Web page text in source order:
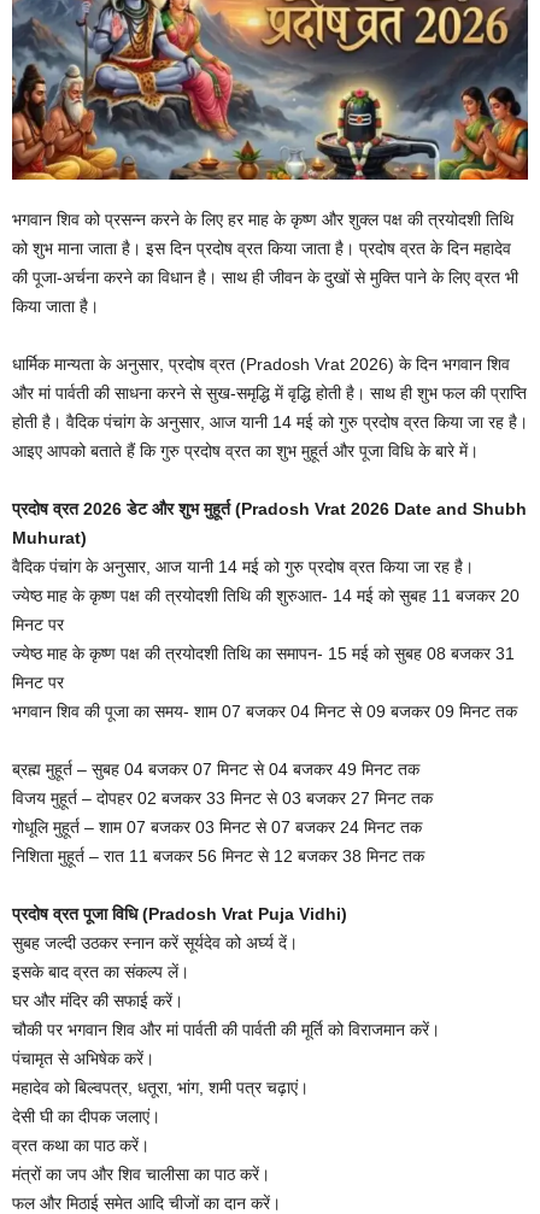
भगवान शिव को प्रसन्न करने के लिए हर माह के कृष्ण और शुक्ल पक्ष की त्रयोदशी तिथि
को शुभ माना जाता है। इस दिन प्रदोष व्रत किया जाता है। प्रदोष व्रत के दिन महादेव
की पूजा-अर्चना करने का विधान है। साथ ही जीवन के दुखों से मुक्ति पाने के लिए व्रत भी
किया जाता है।
धार्मिक मान्यता के अनुसार, प्रदोष व्रत (Pradosh Vrat 2026) के दिन भगवान शिव
और मां पार्वती की साधना करने से सुख-समृद्धि में वृद्धि होती है। साथ ही शुभ फल की प्राप्ति
होती है। वैदिक पंचांग के अनुसार, आज यानी 14 मई को गुरु प्रदोष व्रत किया जा रह है।
आइए आपको बताते हैं कि गुरु प्रदोष व्रत का शुभ मुहूर्त और पूजा विधि के बारे में।
प्रदोष व्रत 2026 डेट और शुभ मुहूर्त (Pradosh Vrat 2026 Date and Shubh
Muhurat)
वैदिक पंचांग के अनुसार, आज यानी 14 मई को गुरु प्रदोष व्रत किया जा रह है।
ज्येष्ठ माह के कृष्ण पक्ष की त्रयोदशी तिथि की शुरुआत- 14 मई को सुबह 11 बजकर 20
मिनट पर
ज्येष्ठ माह के कृष्ण पक्ष की त्रयोदशी तिथि का समापन- 15 मई को सुबह 08 बजकर 31
मिनट पर
भगवान शिव की पूजा का समय- शाम 07 बजकर 04 मिनट से 09 बजकर 09 मिनट तक
ब्रह्म मुहूर्त – सुबह 04 बजकर 07 मिनट से 04 बजकर 49 मिनट तक
विजय मुहूर्त – दोपहर 02 बजकर 33 मिनट से 03 बजकर 27 मिनट तक
गोधूलि मुहूर्त – शाम 07 बजकर 03 मिनट से 07 बजकर 24 मिनट तक
निशिता मुहूर्त – रात 11 बजकर 56 मिनट से 12 बजकर 38 मिनट तक
प्रदोष व्रत पूजा विधि (Pradosh Vrat Puja Vidhi)
सुबह जल्दी उठकर स्नान करें सूर्यदेव को अर्घ्य दें।
इसके बाद व्रत का संकल्प लें।
घर और मंदिर की सफाई करें।
चौकी पर भगवान शिव और मां पार्वती की पार्वती की मूर्ति को विराजमान करें।
पंचामृत से अभिषेक करें।
महादेव को बिल्वपत्र, धतूरा, भांग, शमी पत्र चढ़ाएं।
देसी घी का दीपक जलाएं।
व्रत कथा का पाठ करें।
मंत्रों का जप और शिव चालीसा का पाठ करें।
फल और मिठाई समेत आदि चीजों का दान करें।